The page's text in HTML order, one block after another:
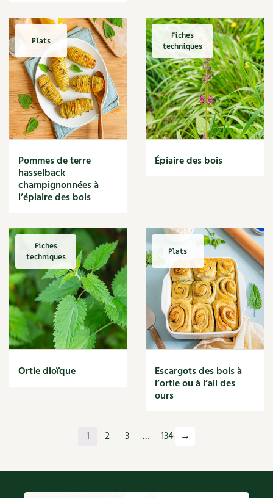
Moutarde
Multiplication
Muret
Muscade
Musique
Narcisse
Nature
Nettoyage
Nichoir
Noisette
Noix
Nourriture
Nuisibles
Numérique
Nutriments
Observation
Œuf
Oignon
Oiseaux
Olivier
Optimiser l'espace
Paille
Panais
Plats
Pommes de terre
hasselback
champignonnées à
l’épiaire des bois
Fiches
techniques
Épiaire des bois
Fiches
techniques
Ortie dioïque
Plats
Escargots des bois à
l’ortie ou à l’ail des
ours
1 2 3 … 134 →